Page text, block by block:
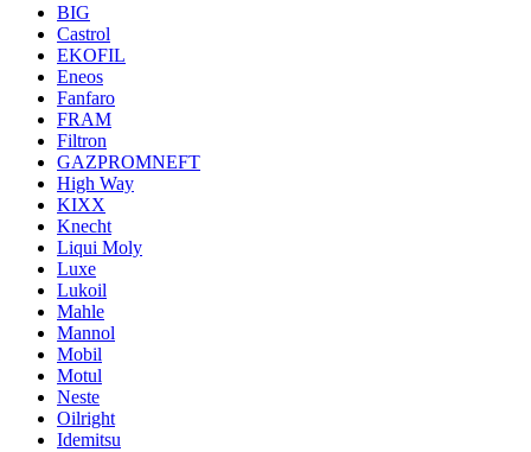
BIG
Castrol
EKOFIL
Eneos
Fanfaro
FRAM
Filtron
GAZPROMNEFT
High Way
KIXX
Knecht
Liqui Moly
Luxe
Lukoil
Mahle
Mannol
Mobil
Motul
Neste
Oilright
Idemitsu